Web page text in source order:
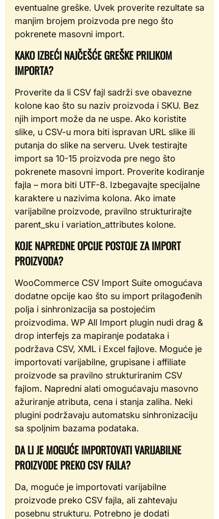
eventualne greške. Uvek proverite rezultate sa
manjim brojem proizvoda pre nego što
pokrenete masovni import.
KAKO IZBEĆI NAJČEŠĆE GREŠKE PRILIKOM
IMPORTA?
Proverite da li CSV fajl sadrži sve obavezne
kolone kao što su naziv proizvoda i SKU. Bez
njih import može da ne uspe. Ako koristite
slike, u CSV-u mora biti ispravan URL slike ili
putanja do slike na serveru. Uvek testirajte
import sa 10-15 proizvoda pre nego što
pokrenete masovni import. Proverite kodiranje
fajla – mora biti UTF-8. Izbegavajte specijalne
karaktere u nazivima kolona. Ako imate
varijabilne proizvode, pravilno strukturirajte
parent_sku i variation_attributes kolone.
KOJE NAPREDNE OPCIJE POSTOJE ZA IMPORT
PROIZVODA?
WooCommerce CSV Import Suite omogućava
dodatne opcije kao što su import prilagođenih
polja i sinhronizacija sa postojećim
proizvodima. WP All Import plugin nudi drag &
drop interfejs za mapiranje podataka i
podržava CSV, XML i Excel fajlove. Moguće je
importovati varijabilne, grupisane i affiliate
proizvode sa pravilno strukturiranim CSV
fajlom. Napredni alati omogućavaju masovno
ažuriranje atributa, cena i stanja zaliha. Neki
plugini podržavaju automatsku sinhronizaciju
sa spoljnim bazama podataka.
DA LI JE MOGUĆE IMPORTOVATI VARIJABILNE
PROIZVODE PREKO CSV FAJLA?
Da, moguće je importovati varijabilne
proizvode preko CSV fajla, ali zahtevaju
posebnu strukturu. Potrebno je dodati